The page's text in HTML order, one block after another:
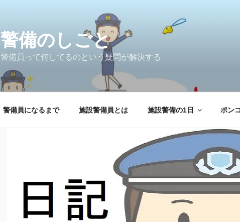
警備のしごと
警備員って何してるのという疑問が解決する
警備員になるまで 施設警備員とは 施設警備の1日 ポン